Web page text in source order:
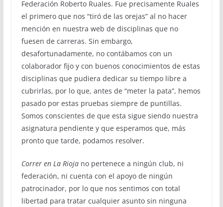
Federación Roberto Ruales. Fue precisamente Ruales
el primero que nos “tiró de las orejas” al no hacer
mención en nuestra web de disciplinas que no
fuesen de carreras. Sin embargo,
desafortunadamente, no contábamos con un
colaborador fijo y con buenos conocimientos de estas
disciplinas que pudiera dedicar su tiempo libre a
cubrirlas, por lo que, antes de “meter la pata”, hemos
pasado por estas pruebas siempre de puntillas.
Somos conscientes de que esta sigue siendo nuestra
asignatura pendiente y que esperamos que, más
pronto que tarde, podamos resolver.
Correr en La Riojano pertenece a ningún club, ni
federación, ni cuenta con el apoyo de ningún
patrocinador, por lo que nos sentimos con total
libertad para tratar cualquier asunto sin ninguna